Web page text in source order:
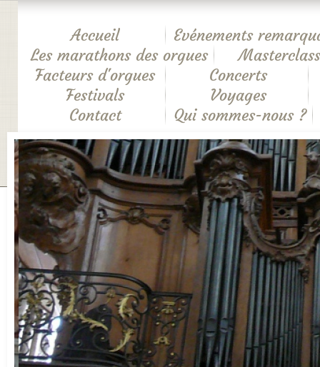
Accueil
Evénements
Les marathons des orgues
Facteurs d'orgues
Concerts
Festivals
Voyages
Contact
Qui sommes-nous ?